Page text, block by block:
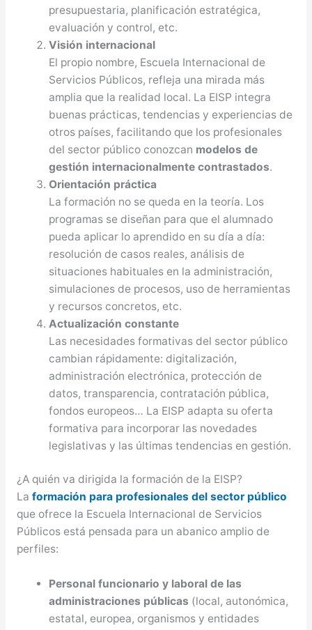
presupuestaria, planificación estratégica,
evaluación y control, etc.
Visión internacional
El propio nombre, Escuela Internacional de
Servicios Públicos, refleja una mirada más
amplia que la realidad local. La EISP integra
buenas prácticas, tendencias y experiencias de
otros países, facilitando que los profesionales
del sector público conozcan modelos de
gestión internacionalmente contrastados.
Orientación práctica
La formación no se queda en la teoría. Los
programas se diseñan para que el alumnado
pueda aplicar lo aprendido en su día a día:
resolución de casos reales, análisis de
situaciones habituales en la administración,
simulaciones de procesos, uso de herramientas
y recursos concretos, etc.
Actualización constante
Las necesidades formativas del sector público
cambian rápidamente: digitalización,
administración electrónica, protección de
datos, transparencia, contratación pública,
fondos europeos… La EISP adapta su oferta
formativa para incorporar las novedades
legislativas y las últimas tendencias en gestión.
¿A quién va dirigida la formación de la EISP?
La formación para profesionales del sector público
que ofrece la Escuela Internacional de Servicios
Públicos está pensada para un abanico amplio de
perfiles:
Personal funcionario y laboral de las
administraciones públicas (local, autonómica,
estatal, europea, organismos y entidades